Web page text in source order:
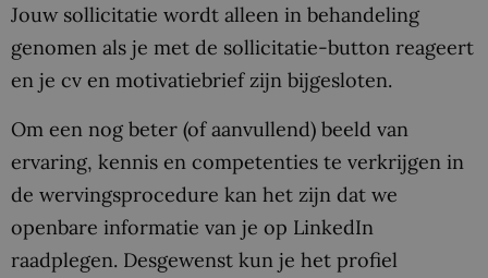
Jouw sollicitatie wordt alleen in behandeling
genomen als je met de sollicitatie-button reageert
en je cv en motivatiebrief zijn bijgesloten.
Om een nog beter (of aanvullend) beeld van
ervaring, kennis en competenties te verkrijgen in
de wervingsprocedure kan het zijn dat we
openbare informatie van je op LinkedIn
raadplegen. Desgewenst kun je het profiel